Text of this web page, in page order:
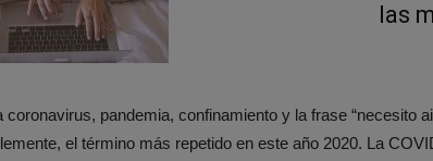
las
coronavirus, pandemia, confinamiento y la frase “necesito
el término más repetido en este año 2020. La